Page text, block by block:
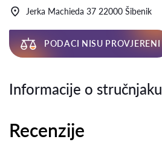
Jerka Machieda 37 22000 Šibenik
PODACI NISU PROVJERENI
Informacije o stručnjaku
Recenzije